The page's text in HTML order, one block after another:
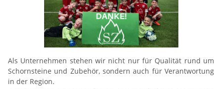
Als Unternehmen stehen wir nicht nur für Qualität rund um
Schornsteine und Zubehör, sondern auch für Verantwortung
in der Region.